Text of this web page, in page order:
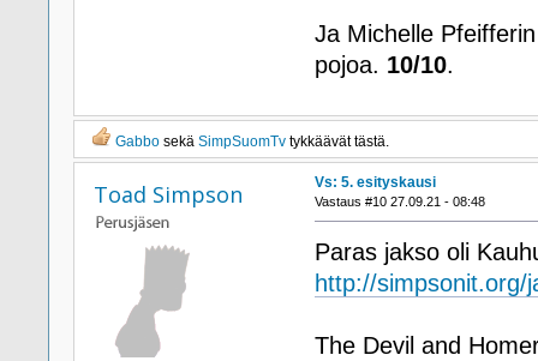
Ja Michelle
pojoa. 10/10.
Gabbosekä SimpSuomTvtykkäävät tästä.
Toad Simpson Vs: 5. esityskausi
Vastaus #10 27.09.21 - 08:48
Paras jakso oli
http://simpsonit.org/
The Devil and